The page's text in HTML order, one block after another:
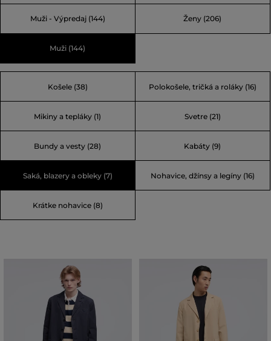
Muži - Výpredaj(144) Ženy (206)
Muži (144)
Košele (38) Polokošele, tričká a roláky (16)
Mikiny a tepláky (1) Svetre (21)
Bundy a vesty (28) Kabáty (9)
Saká, blazery a obleky (7) Nohavice, džínsy a legíny (16)
Krátke nohavice (8)